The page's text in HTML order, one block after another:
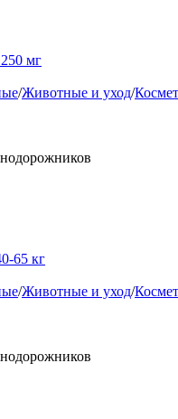
мг
/Животные и уход/
65 кг
/Животные и уход/